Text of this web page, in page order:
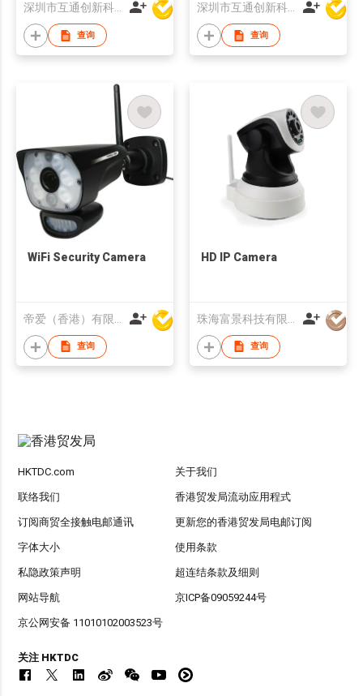
深圳市互通创新科技有限公司
查询
深圳市互通创新科技有限公司
查询
WiFi Security Camera
查询
HD IP Camera
查询
HKTDC.com 关于我们
联络我们 香港贸发局流动应用程式
订阅商贸全接触电邮通讯 更新您的香港贸发局电邮订阅
字体大小 使用条款
私隐政策声明 超连结条款及细则
网站导航 京ICP备09059244号
京公网安备 11010102003523号
关注 HKTDC